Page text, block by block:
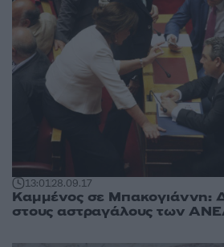
13:0128.09.17
Καμμένος σε Μπακογιάννη:
στους αστραγάλους των